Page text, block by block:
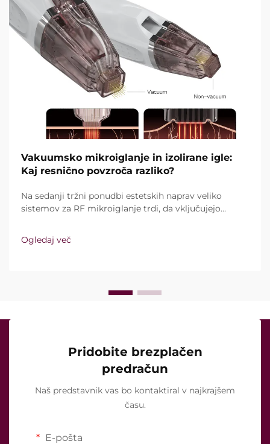
Vakuumsko mikroiglanje in izolirane igle:
Kaj resnično povzroča razliko?
Na sedanji tržni ponudbi estetskih naprav veliko
sistemov za RF mikroiglanje trdi, da vključujejo
temveč kako natančno delujejo med kliničnim
Ogledaj več
Pridobite brezplačen
predračun
Naš predstavnik vas bo kontaktiral v najkrajšem
času.
E-pošta